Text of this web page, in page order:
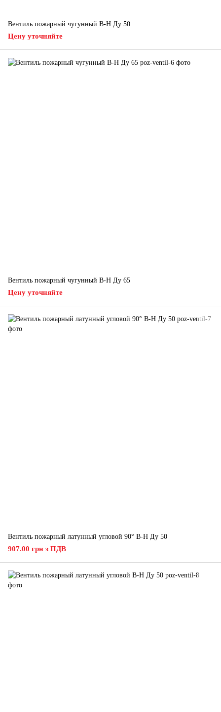
Вентиль пожарный чугунный В-Н Ду 50
Цену уточняйте
Вентиль пожарный чугунный В-Н Ду 65
Цену уточняйте
Вентиль пожарный латунный угловой 90° В-Н Ду 50
907.00 грн з ПДВ